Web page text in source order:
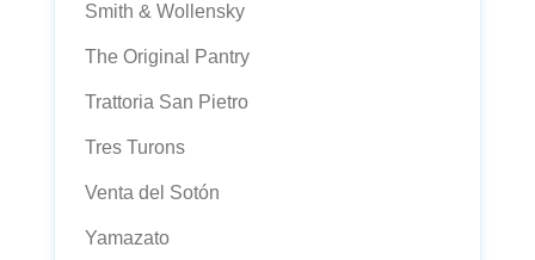
Smith & Wollensky
The Original Pantry
Trattoria San Pietro
Tres Turons
Venta del Sotón
Yamazato